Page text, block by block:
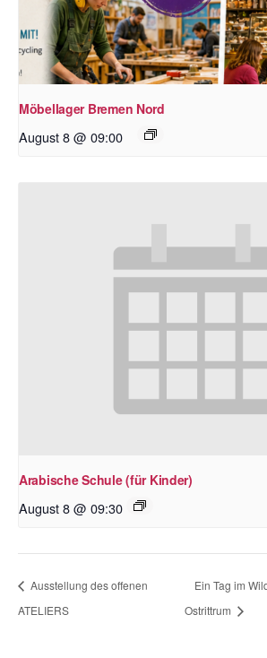
Möbellager Bremen Nord
August 8 @ 09:00
Arabische Schule (für Kinder)
August 8 @ 09:30
Ausstellung des offenen
ATELIERS
Ein Tag im
Ostrittrum